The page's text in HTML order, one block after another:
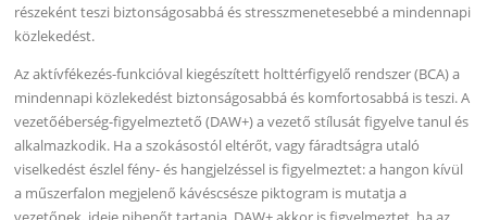
részeként teszi biztonságosabbá és stresszmenetesebbé a mindennapi
közlekedést.
Az aktívfékezés-funkcióval kiegészített holttérfigyelő rendszer (BCA) a
mindennapi közlekedést biztonságosabbá és komfortosabbá is teszi. A
vezetőéberség-figyelmeztető (DAW+) a vezető stílusát figyelve tanul és
alkalmazkodik. Ha a szokásostól eltérőt, vagy fáradtságra utaló
viselkedést észlel fény- és hangjelzéssel is figyelmeztet: a hangon kívül
a műszerfalon megjelenő kávéscsésze piktogram is mutatja a